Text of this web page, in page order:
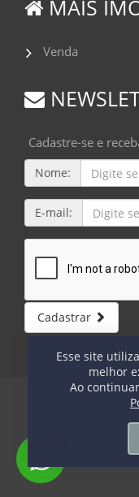
Esse site
melhor
Ao
MAIS
Venda
Cadastre-se e
Nome:
E-mail:
Cadastrar